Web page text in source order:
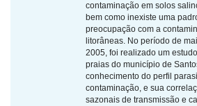
contaminação em solos
bem como inexiste uma
preocupação com a
litorâneas. No período de
2005, foi realizado um
praias do município de
conhecimento do perfil
contaminação, e sua
sazonais de transmissão e